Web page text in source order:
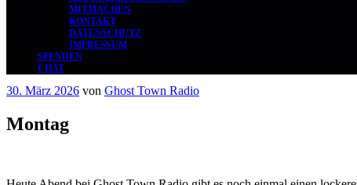
MITMACHEN
KONTAKT
DATENSCHUTZ
IMPRESSUM
SPENDEN
CHAT
Veröffentlicht
30. März 2026 von Ghost Town Radio
Montag